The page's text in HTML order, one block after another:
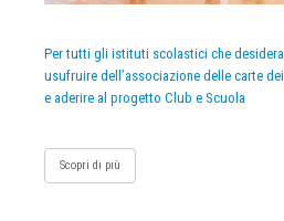
Per tutti gli istituti scolastici che
usufruire dell’associazione delle carte
e aderire al progetto Club e Scuola
Scopri di più